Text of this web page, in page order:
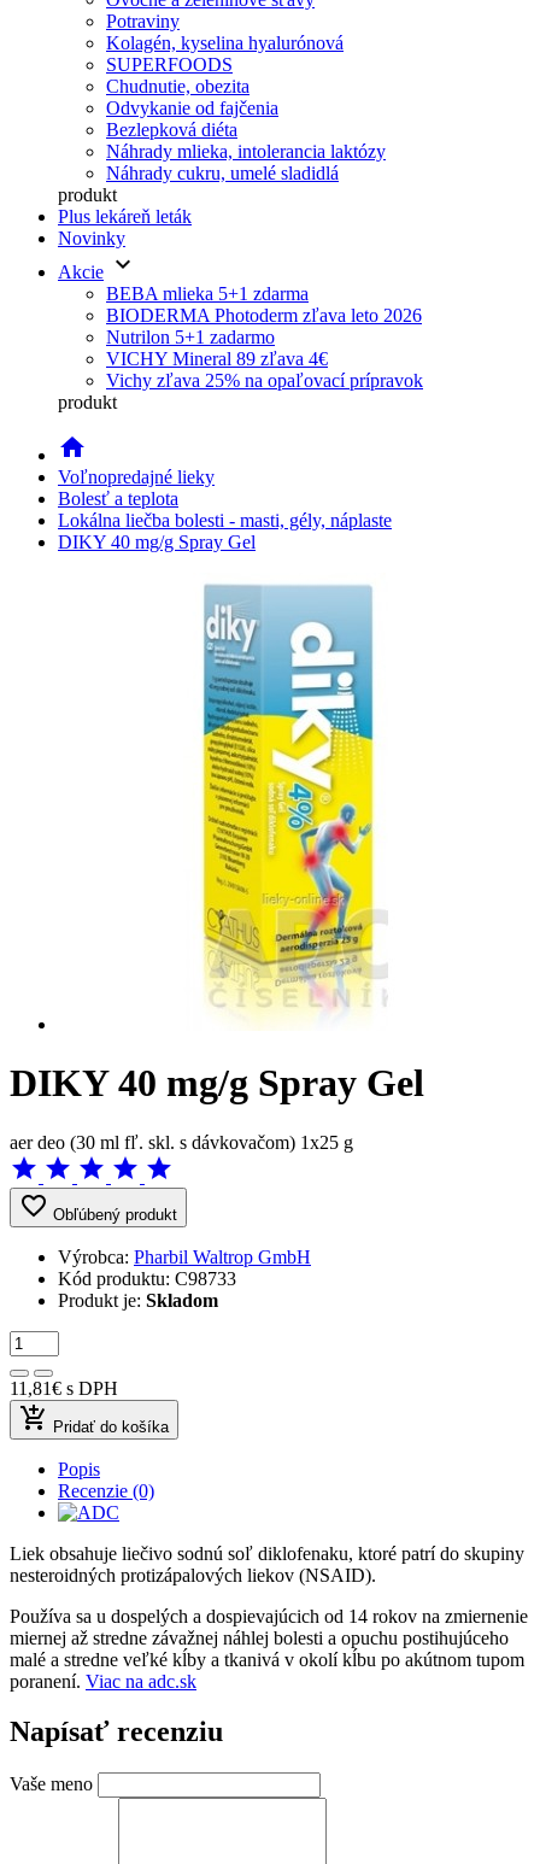
Potraviny
Kolagén, kyselina hyalurónová
SUPERFOODS
Chudnutie, obezita
Odvykanie od fajčenia
Bezlepková diéta
Náhrady mlieka, intolerancia laktózy
Náhrady cukru, umelé sladidlá
produkt
Plus lekáreň leták
Novinky
Akcie keyboard_arrow_down
BEBA mlieka 5+1 zdarma
BIODERMA Photoderm zľava leto 2026
Nutrilon 5+1 zadarmo
VICHY Mineral 89 zľava 4€
Vichy zľava 25% na opaľovací prípravok
produkt
home
Voľnopredajné lieky
Bolesť a teplota
Lokálna liečba bolesti - masti, gély, náplaste
DIKY 40 mg/g Spray Gel
DIKY 40 mg/g Spray Gel
aer deo (30 ml fľ. skl. s dávkovačom) 1x25 g
star star star star star
favorite_border Obľúbený produkt
Výrobca: Pharbil Waltrop GmbH
Kód produktu: C98733
Produkt je: Skladom
11,81€ s DPH
add_shopping_cart Pridať do košíka
Popis
Recenzie (0)
Liek obsahuje liečivo sodnú soľ diklofenaku, ktoré patrí do skupiny
nesteroidných protizápalových liekov (NSAID).
Používa sa u dospelých a dospievajúcich od 14 rokov na zmiernenie
miernej až stredne závažnej náhlej bolesti a opuchu postihujúceho
malé a stredne veľké kĺby a tkanivá v okolí kĺbu po akútnom tupom
poranení. Viac na adc.sk
Napísať recenziu
Vaše meno